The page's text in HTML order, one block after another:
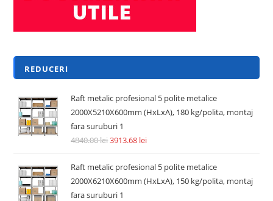
REDUCERI
Raft metalic profesional 5 polite metalice
2000X5210X600mm (HxLxA), 180 kg/polita, montaj
fara suruburi 1
4840.00lei3913.68 lei
Raft metalic profesional 5 polite metalice
2000X6210X600mm (HxLxA), 150 kg/polita, montaj
fara suruburi 1